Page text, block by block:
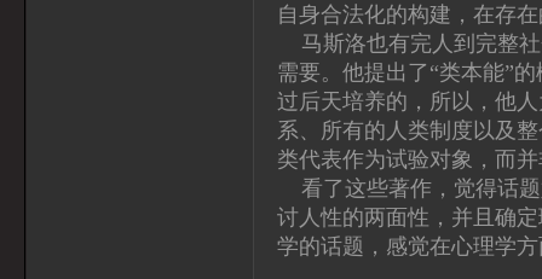
自身合法化的构建，在存
马斯洛也有完人到完整社
需要。他提出了“类本能”
过后天培养的，所以，他
系、所有的人类制度以及
类代表作为试验对象，而
看了这些著作，觉得话题
讨人性的两面性，并且确
学的话题，感觉在心理学